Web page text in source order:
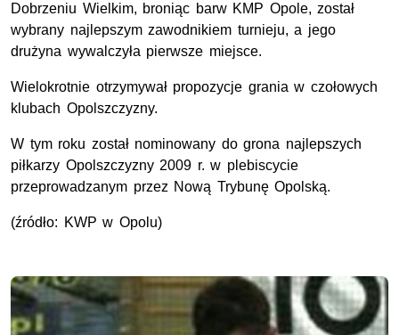
Dobrzeniu Wielkim, broniąc barw KMP Opole, został
wybrany najlepszym zawodnikiem turnieju, a jego
drużyna wywalczyła pierwsze miejsce.
Wielokrotnie otrzymywał propozycje grania w czołowych
klubach Opolszczyzny.
W tym roku został nominowany do grona najlepszych
piłkarzy Opolszczyzny 2009 r. w plebiscycie
przeprowadzanym przez Nową Trybunę Opolską.
(źródło: KWP w Opolu)